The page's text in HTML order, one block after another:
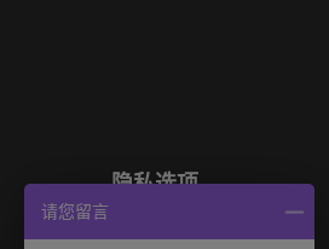
隐私选项
Cookie政策
请您留言